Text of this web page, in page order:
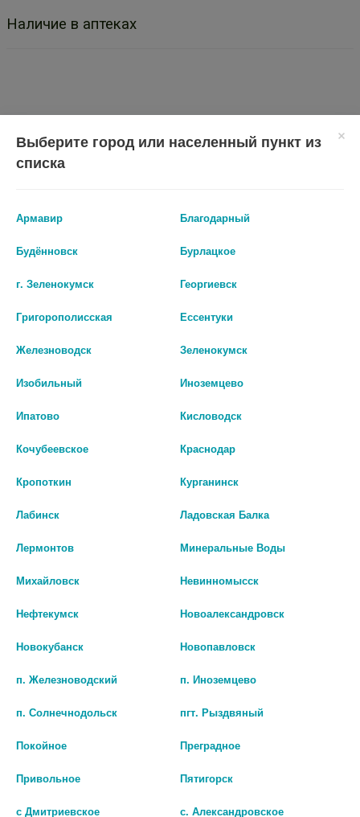
Наличие в аптеках
Показать все ...
Аналоги по действию
ЭНАЛАПРИЛ 10МГ. №50 ТАБ.
ЭНАЛАПРИЛ ВЕЛФАРМ 10
Выберите город или населенный пункт из
списка
Армавир Благодарный
Будённовск Бурлацкое
г. Зеленокумск Георгиевск
Григорополисская Ессентуки
Железноводск Зеленокумск
Изобильный Иноземцево
Ипатово Кисловодск
Кочубеевское Краснодар
Кропоткин Курганинск
Лабинск Ладовская Балка
Лермонтов Минеральные Воды
Михайловск Невинномысск
Нефтекумск Новоалександровск
Новокубанск Новопавловск
п. Железноводский п. Иноземцево
п. Солнечнодольск пгт. Рыздвяный
Покойное Преградное
Привольное Пятигорск
с Дмитриевское с. Александровское